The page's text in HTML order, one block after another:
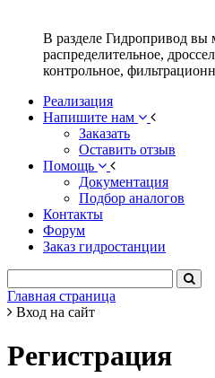
В разделе Гидропривод вы
распределительное,
контрольное,
Реализация
Напишите нам
Заказать
Оставить отзыв
Помощь
Документация
Подбор аналогов
Контакты
Форум
Заказ гидростанции
Главная страница
Вход на сайт
Регистрация